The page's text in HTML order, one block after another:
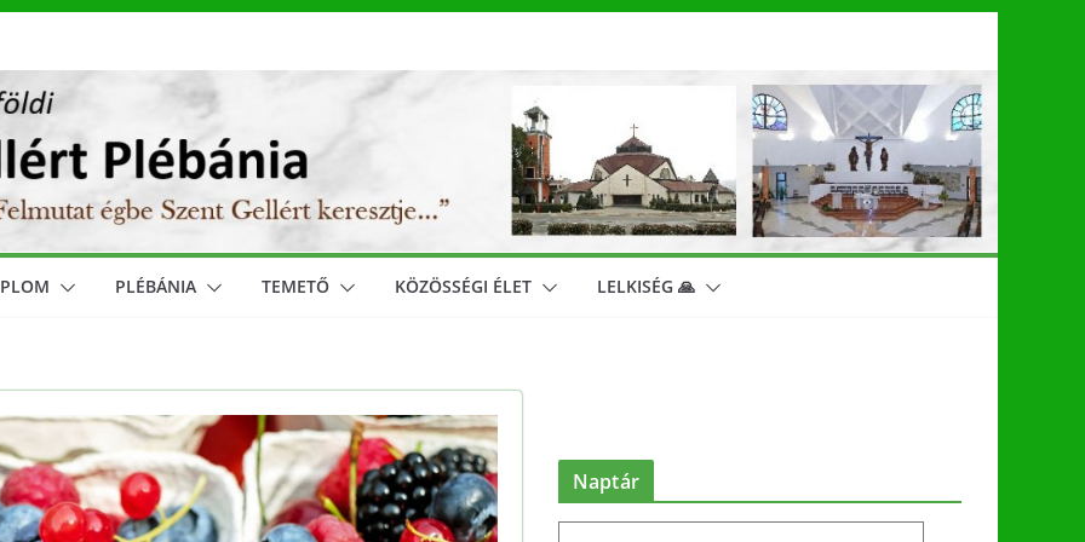
PLÉBÁNIA TEMETŐ KÖZÖSSÉGI ÉLET LELKISÉG 🙏
Naptár